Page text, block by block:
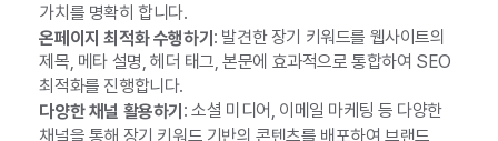
가치를 명확히 합니다.
온페이지 최적화 수행하기 : 발견한 장기 키워드를 웹사이트의
제목, 메타 설명, 헤더 태그, 본문에 효과적으로 통합하여 SEO
최적화를 진행합니다.
다양한 채널 활용하기 : 소셜 미디어, 이메일 마케팅 등 다양한
채널을 통해 장기 키워드 기반의 콘텐츠를 배포하여 브랜드